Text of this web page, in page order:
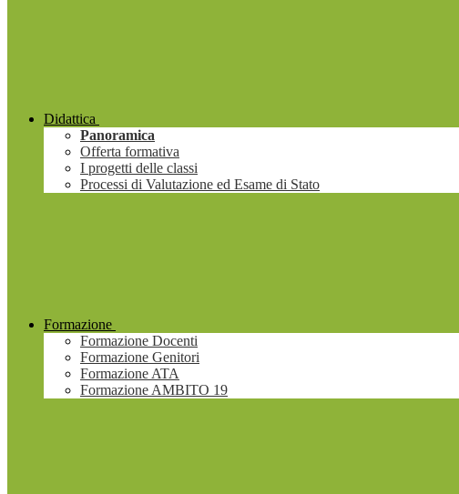
Didattica
Panoramica
Offerta formativa
I progetti delle classi
Processi di Valutazione ed Esame di Stato
Formazione
Formazione Docenti
Formazione Genitori
Formazione ATA
Formazione AMBITO 19